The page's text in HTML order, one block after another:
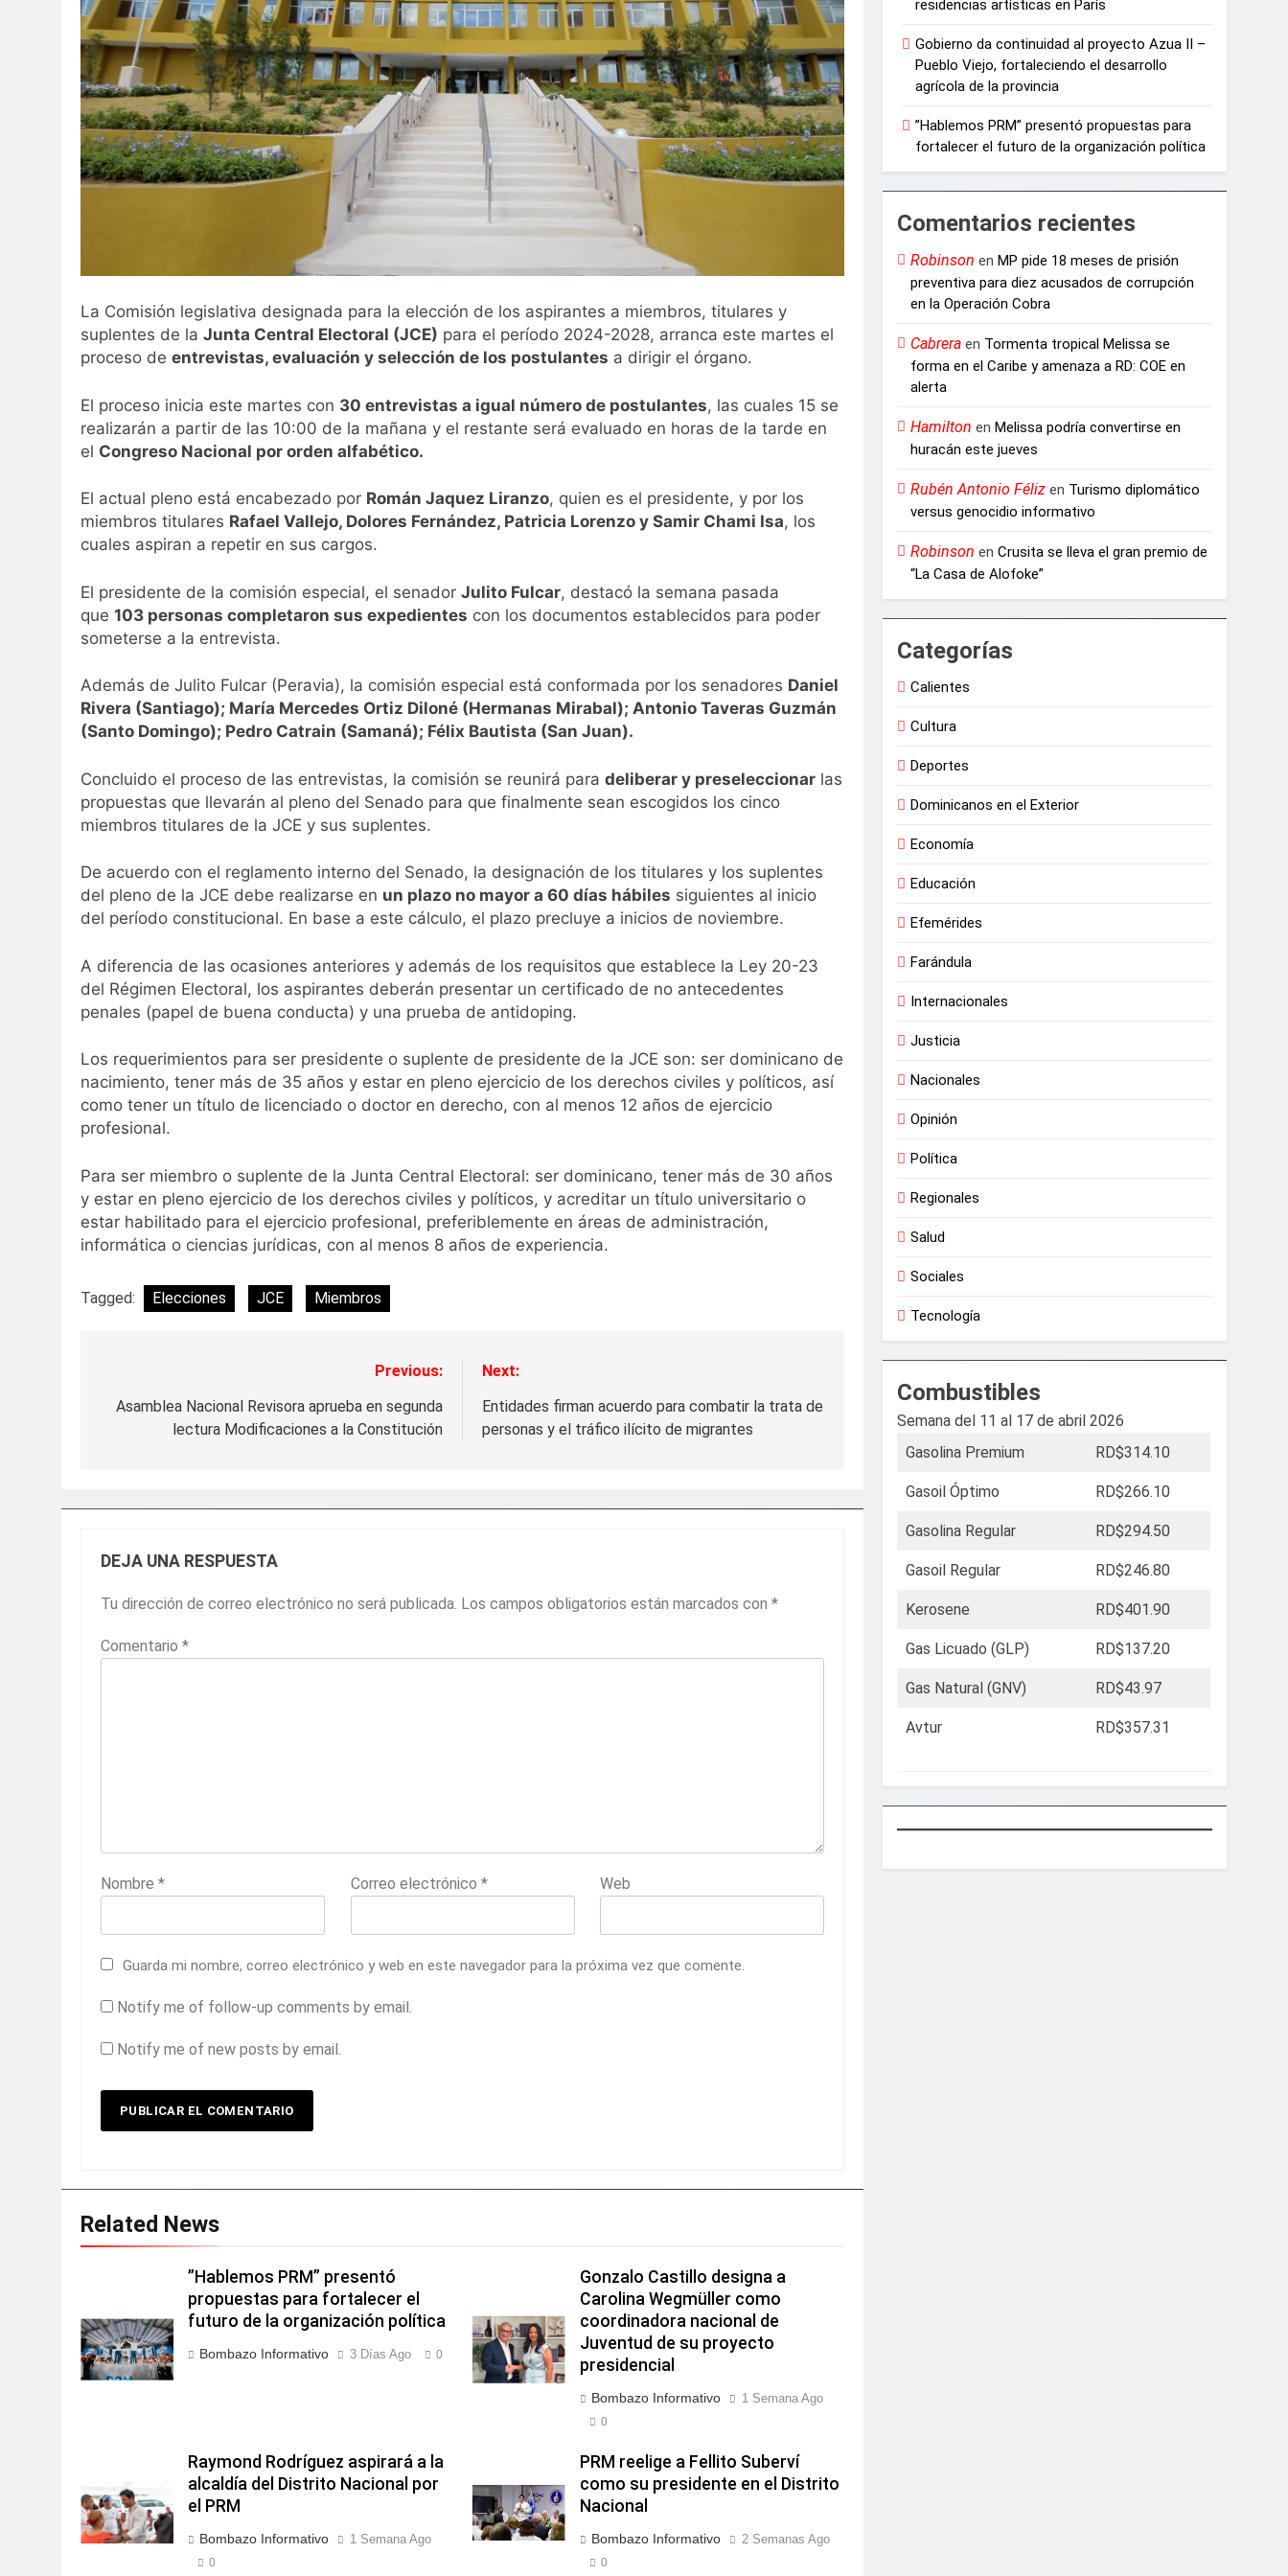
La Comisión legislativa designada para la elección de los aspirantes a miembros, titulares y
suplentes de la Junta Central Electoral (JCE) para el período 2024-2028, arranca este martes el
proceso de entrevistas, evaluación y selección de los postulantes a dirigir el órgano.
El proceso inicia este martes con 30 entrevistas a igual número de postulantes, las cuales 15 se
realizarán a partir de las 10:00 de la mañana y el restante será evaluado en horas de la tarde en
el Congreso Nacional por orden alfabético.
El actual pleno está encabezado por Román Jaquez Liranzo, quien es el presidente, y por los
miembros titulares Rafael Vallejo, Dolores Fernández, Patricia Lorenzo y Samir Chami Isa, los
cuales aspiran a repetir en sus cargos.
El presidente de la comisión especial, el senador Julito Fulcar, destacó la semana pasada
que 103 personas completaron sus expedientes con los documentos establecidos para poder
someterse a la entrevista.
Además de Julito Fulcar (Peravia), la comisión especial está conformada por los senadores Daniel
Rivera (Santiago); María Mercedes Ortiz Diloné (Hermanas Mirabal); Antonio Taveras Guzmán
(Santo Domingo); Pedro Catrain (Samaná); Félix Bautista (San Juan).
Concluido el proceso de las entrevistas, la comisión se reunirá para deliberar y preseleccionar las
propuestas que llevarán al pleno del Senado para que finalmente sean escogidos los cinco
miembros titulares de la JCE y sus suplentes.
De acuerdo con el reglamento interno del Senado, la designación de los titulares y los suplentes
del pleno de la JCE debe realizarse en un plazo no mayor a 60 días hábiles siguientes al inicio
del período constitucional. En base a este cálculo, el plazo precluye a inicios de noviembre.
A diferencia de las ocasiones anteriores y además de los requisitos que establece la Ley 20-23
del Régimen Electoral, los aspirantes deberán presentar un certificado de no antecedentes
penales (papel de buena conducta) y una prueba de antidoping.
Los requerimientos para ser presidente o suplente de presidente de la JCE son: ser dominicano de
nacimiento, tener más de 35 años y estar en pleno ejercicio de los derechos civiles y políticos, así
como tener un título de licenciado o doctor en derecho, con al menos 12 años de ejercicio
profesional.
Para ser miembro o suplente de la Junta Central Electoral: ser dominicano, tener más de 30 años
y estar en pleno ejercicio de los derechos civiles y políticos, y acreditar un título universitario o
estar habilitado para el ejercicio profesional, preferiblemente en áreas de administración,
informática o ciencias jurídicas, con al menos 8 años de experiencia.
Tagged: Elecciones JCE Miembros
de
Previous:
Asamblea Nacional Revisora aprueba en segunda
lectura Modificaciones a la Constitución
Next:
Entidades firman acuerdo para combatir la trata de
personas y el tráfico ilícito de migrantes
DEJA UNA RESPUESTA
Tu dirección de correo electrónico no será publicada. Los campos obligatorios están marcados con *
Comentario *
Nombre * Correo electrónico * Web
Guarda mi nombre, correo electrónico y web en este navegador para la próxima vez que comente.
Notify me of follow-up comments by email.
Notify me of new posts by email.
Related News
”Hablemos PRM” presentó
propuestas para fortalecer el
futuro de la organización política
Bombazo Informativo 3 Días Ago 0
Gonzalo Castillo designa a
Carolina Wegmüller como
coordinadora nacional de
Juventud de su proyecto
presidencial
Bombazo Informativo 1 Semana Ago
0
Raymond Rodríguez aspirará a la
alcaldía del Distrito Nacional por
el PRM
Bombazo Informativo 1 Semana Ago
0
PRM reelige a Fellito Suberví
como su presidente en el Distrito
Nacional
Bombazo Informativo 2 Semanas Ago
0
residencias artísticas en París
Gobierno da continuidad al proyecto Azua II –
Pueblo Viejo, fortaleciendo el desarrollo
agrícola de la provincia
”Hablemos PRM” presentó propuestas para
fortalecer el futuro de la organización política
Comentarios recientes
Robinson enMP pide 18 meses de prisión
preventiva para diez acusados de corrupción
en la Operación Cobra
Cabrera en Tormenta tropical Melissa se
forma en el Caribe y amenaza a RD: COE en
alerta
Hamilton enMelissa podría convertirse en
huracán este jueves
Rubén Antonio Féliz en Turismo diplomático
versus genocidio informativo
Robinson enCrusita se lleva el gran premio de
“La Casa de Alofoke”
Categorías
Calientes
Cultura
Deportes
Dominicanos en el Exterior
Economía
Educación
Efemérides
Farándula
Internacionales
Justicia
Nacionales
Opinión
Política
Regionales
Salud
Sociales
Tecnología
Combustibles
Semana del 11 al 17 de abril 2026
Gasolina Premium
RD$314.10
Gasoil Óptimo RD$266.10
Gasolina Regular RD$294.50
Gasoil Regular RD$246.80
Kerosene RD$401.90
Gas Licuado (GLP) RD$137.20
Gas Natural (GNV) RD$43.97
Avtur RD$357.31